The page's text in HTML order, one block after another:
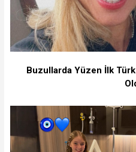
Buzullarda Yüzen İlk